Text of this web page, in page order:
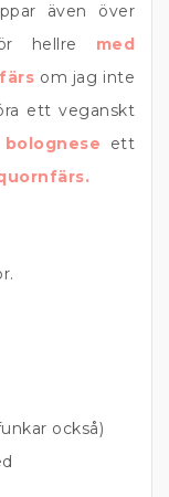
även över
hellre med
om jag inte
ett veganskt
ett
också)